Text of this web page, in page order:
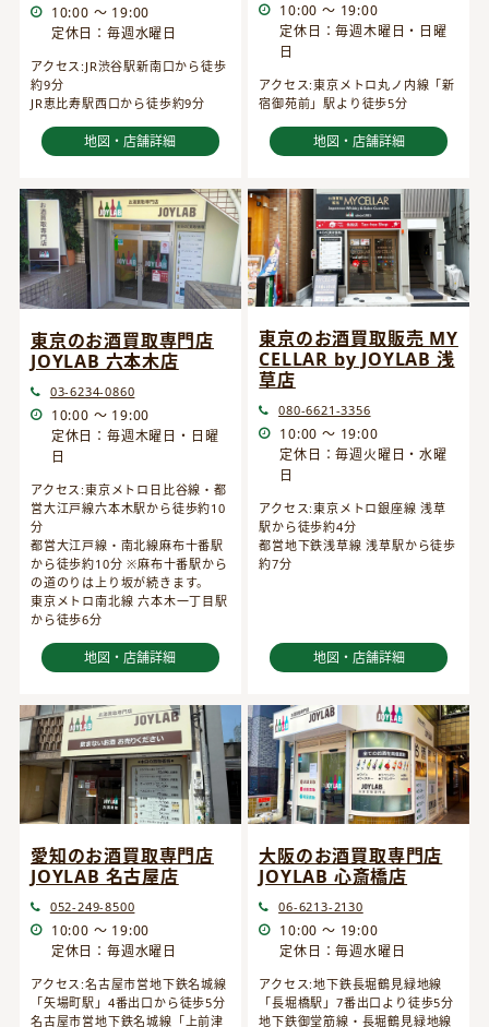
10:00 ～ 19:00
定休日：毎週水曜日
アクセス:JR渋谷駅新南口から徒歩
約9分
JR恵比寿駅西口から徒歩約9分
地図・店舗詳細
10:00 ～ 19:00
定休日：毎週木曜日・日曜
日
アクセス:東京メトロ丸ノ内線「新
宿御苑前」駅より徒歩5分
地図・店舗詳細
東京のお酒買取専門店
JOYLAB 六本木店
03-6234-0860
10:00 ～ 19:00
定休日：毎週木曜日・日曜
日
アクセス:東京メトロ日比谷線・都
営大江戸線六本木駅から徒歩約10
分
都営大江戸線・南北線麻布十番駅
から徒歩約10分 ※麻布十番駅から
の道のりは上り坂が続きます。
東京メトロ南北線 六本木一丁目駅
から徒歩6分
地図・店舗詳細
東京のお酒買取販売 MY
CELLAR by JOYLAB 浅
草店
080-6621-3356
10:00 ～ 19:00
定休日：毎週火曜日・水曜
日
アクセス:東京メトロ銀座線 浅草
駅から徒歩約4分
都営地下鉄浅草線 浅草駅から徒歩
約7分
地図・店舗詳細
愛知のお酒買取専門店
JOYLAB 名古屋店
052-249-8500
10:00 ～ 19:00
定休日：毎週水曜日
アクセス:名古屋市営地下鉄名城線
「矢場町駅」4番出口から徒歩5分
名古屋市営地下鉄名城線「上前津
大阪のお酒買取専門店
JOYLAB 心斎橋店
06-6213-2130
10:00 ～ 19:00
定休日：毎週水曜日
アクセス:地下鉄長堀鶴見緑地線
「長堀橋駅」7番出口より徒歩5分
地下鉄御堂筋線・長堀鶴見緑地線